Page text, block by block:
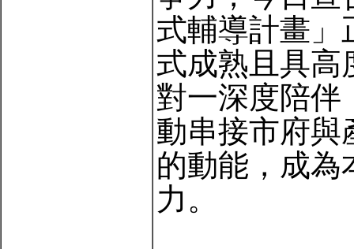
式輔導計畫」
式成熟且具高
對一深度陪伴
動串接市府與
的動能，成為
力。